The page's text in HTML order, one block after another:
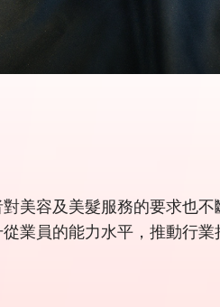
美容及美髮服務的要求也
業員的能力水平，推動行